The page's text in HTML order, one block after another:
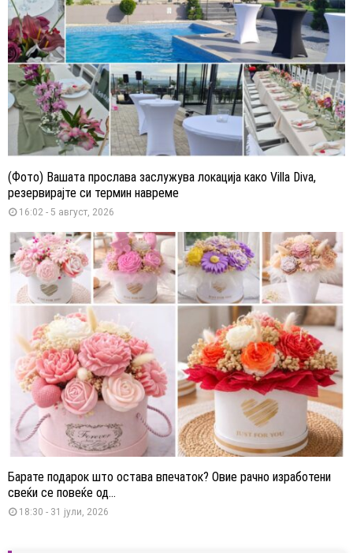
(Фото) Вашата прослава заслужува локација како Villa Diva,
резервирајте си термин навреме
16:02 - 5 август, 2026
Барате подарок што остава впечаток? Овие рачно изработени
свеќи се повеќе од...
18:30 - 31 јули, 2026